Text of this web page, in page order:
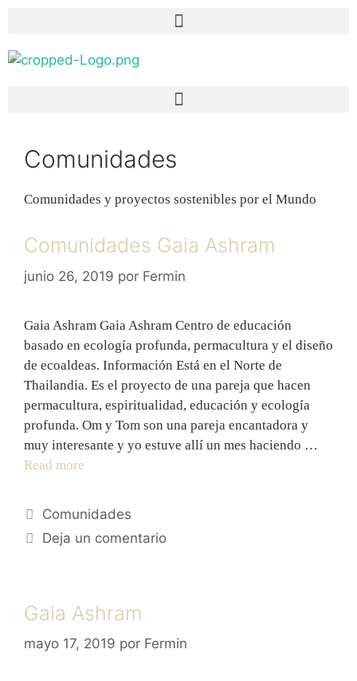
Comunidades
Comunidades y proyectos sostenibles por el Mundo
Comunidades Gaia Ashram
junio 26, 2019 por Fermin
Gaia Ashram Gaia Ashram Centro de educación
basado en ecología profunda, permacultura y el diseño
de ecoaldeas. Información Está en el Norte de
Thailandia. Es el proyecto de una pareja que hacen
permacultura, espiritualidad, educación y ecología
profunda. Om y Tom son una pareja encantadora y
muy interesante y yo estuve allí un mes haciendo …
Read more
Comunidades
Deja un comentario
Gaia Ashram
mayo 17, 2019 por Fermin